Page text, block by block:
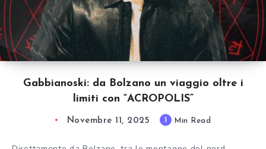
Gabbianoski: da Bolzano un viaggio oltre i
limiti con “ACROPOLIS”
Novembre 11, 2025 Min Read